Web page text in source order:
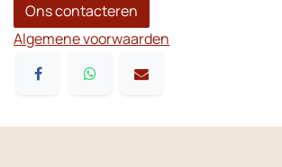
Ons contacteren
Algemene voorwaarden